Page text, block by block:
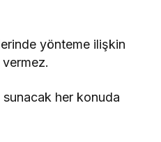
yönteme ilişkin
vermez.
sunacak her konuda